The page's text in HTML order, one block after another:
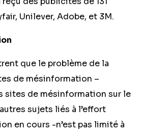
Unilever, Adobe, et 3M.
que le problème de la
de mésinformation –
sites de mésinformation sur le
sujets liés à l’effort
en cours -n’est pas limité à